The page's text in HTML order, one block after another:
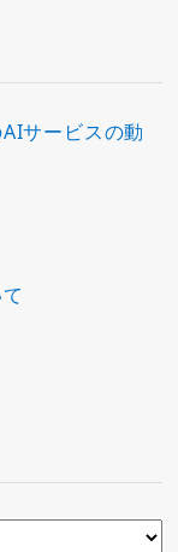
サービスの動